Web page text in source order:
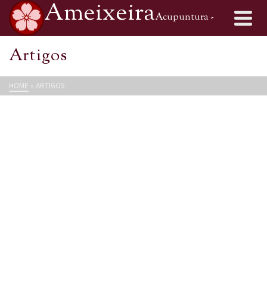
AmeixeiraAcupuntura -
Artigos
HOME » ARTIGOS